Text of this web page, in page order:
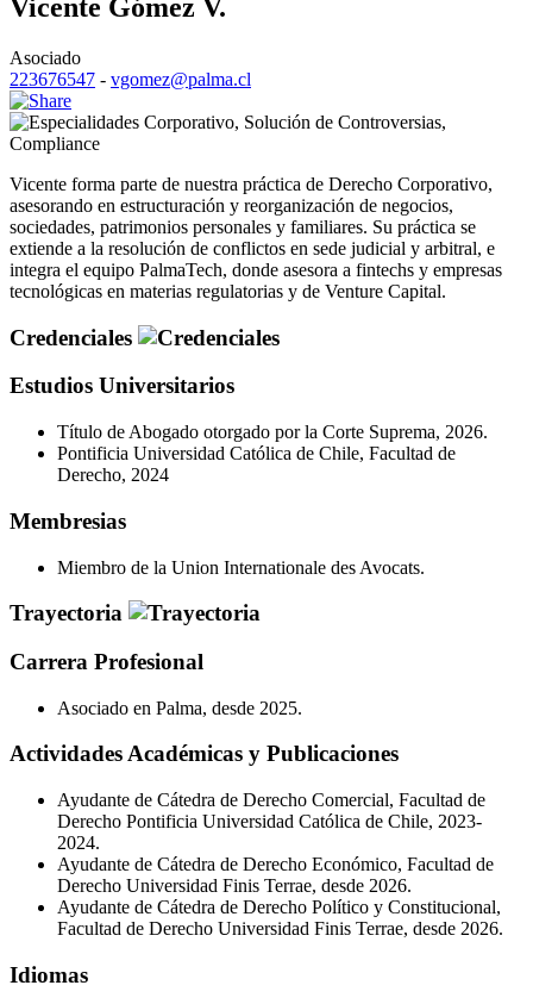
Vicente Gómez V.
Asociado
223676547 - vgomez@palma.cl
Corporativo, Solución de Controversias,
Compliance
Vicente forma parte de nuestra práctica de Derecho Corporativo,
asesorando en estructuración y reorganización de negocios,
sociedades, patrimonios personales y familiares. Su práctica se
extiende a la resolución de conflictos en sede judicial y arbitral, e
integra el equipo PalmaTech, donde asesora a fintechs y empresas
tecnológicas en materias regulatorias y de Venture Capital.
Credenciales
Estudios Universitarios
Título de Abogado otorgado por la Corte Suprema, 2026.
Pontificia Universidad Católica de Chile, Facultad de
Derecho, 2024
Membresias
Miembro de la Union Internationale des Avocats.
Trayectoria
Carrera Profesional
Asociado en Palma, desde 2025.
Actividades Académicas y Publicaciones
Ayudante de Cátedra de Derecho Comercial, Facultad de
Derecho Pontificia Universidad Católica de Chile, 2023-
2024.
Ayudante de Cátedra de Derecho Económico, Facultad de
Derecho Universidad Finis Terrae, desde 2026.
Ayudante de Cátedra de Derecho Político y Constitucional,
Facultad de Derecho Universidad Finis Terrae, desde 2026.
Idiomas